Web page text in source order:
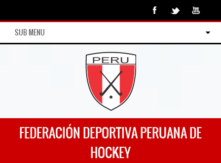
SUB MENU
FEDERACIÓN DEPORTIVA PERUANA DE
HOCKEY